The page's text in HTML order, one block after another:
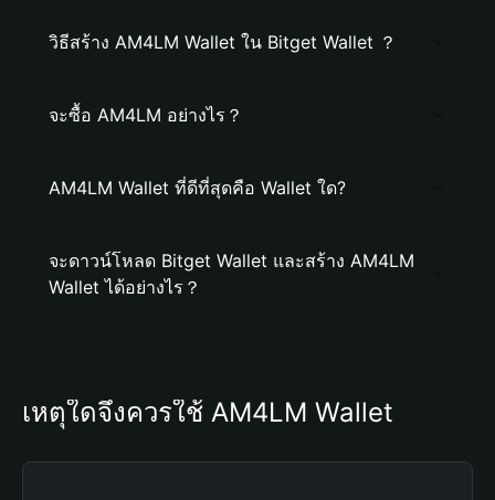
วิธีสร้าง AM4LM Wallet ใน Bitget Wallet ？
จะซื้อ AM4LM อย่างไร？
AM4LM Wallet ที่ดีที่สุดคือ Wallet ใด?
จะดาวน์โหลด Bitget Wallet และสร้าง AM4LM
Wallet ได้อย่างไร？
เหตุใดจึงควรใช้ AM4LM Wallet